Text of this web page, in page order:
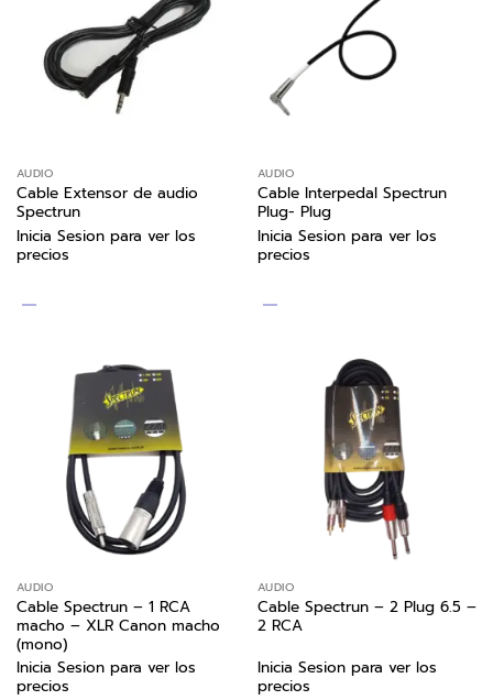
AUDIO
Cable Extensor de audio
Spectrun
Inicia Sesion para ver los
precios
AUDIO
Cable Interpedal Spectrun
Plug- Plug
Inicia Sesion para ver los
precios
AUDIO
Cable Spectrun – 1 RCA
macho – XLR Canon macho
(mono)
Inicia Sesion para ver los
precios
AUDIO
Cable Spectrun – 2 Plug 6.5 –
2 RCA
Inicia Sesion para ver los
precios